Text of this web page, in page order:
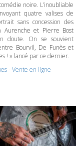
noire. L’inoubliable
quatre valises de
sans concession des
Aurenche et Pierre Bost
doute. On se souvient
Bourvil, De Funès et
! » lancé par ce dernier.
-Vente en ligne